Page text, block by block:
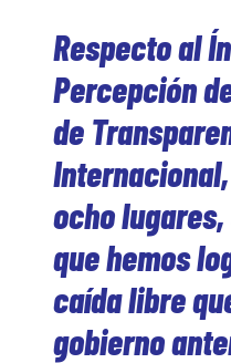
Respecto al
Percepción
de
ocho
que hemos
caída libre
gobierno